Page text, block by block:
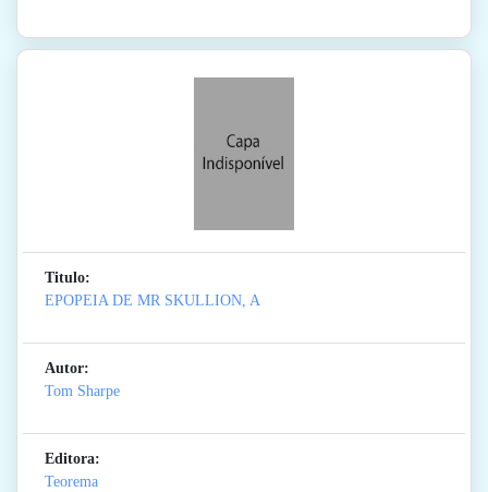
Titulo:
EPOPEIA DE MR SKULLION, A
Autor:
Tom Sharpe
Editora:
Teorema